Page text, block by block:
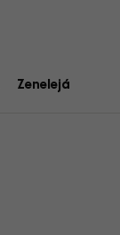
Zenelejátszók